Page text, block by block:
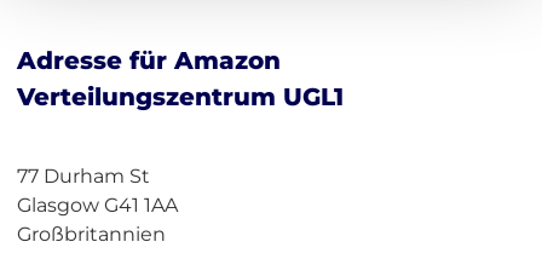
Adresse für Amazon
Verteilungszentrum UGL1
77 Durham St
Glasgow G41 1AA
Großbritannien